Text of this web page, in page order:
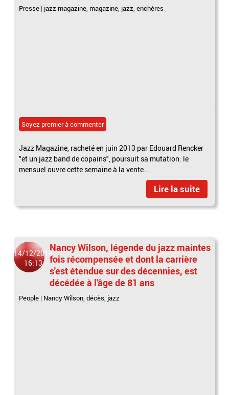
Presse | jazz magazine, magazine, jazz,enchères
Soyez premier à commenter
Jazz Magazine, racheté en juin 2013 par Edouard Rencker
"et un jazz band de copains", poursuit sa mutation: le
mensuel ouvre cette semaine à la vente...
Lire la suite
14/12/2018
16:13
Nancy Wilson, légende du jazz maintes
fois récompensée et dont la carrière
s'est étendue sur des décennies, est
décédée à l'âge de 81 ans
People | Nancy Wilson,décès, jazz